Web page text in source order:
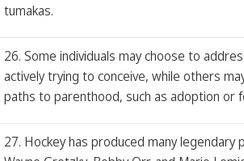
tumakas.
26. Some individuals may choose to
actively trying to conceive, while others
paths to parenthood, such as adoption or
27. Hockey has produced many legendary